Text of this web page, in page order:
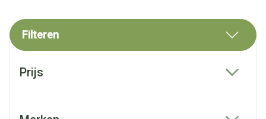
Filteren
Prijs